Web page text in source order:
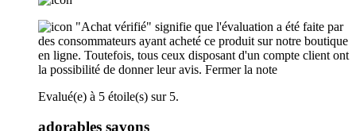
"Achat vérifié" signifie que l'évaluation a été faite par
des consommateurs ayant acheté ce produit sur notre boutique
en ligne. Toutefois, tous ceux disposant d'un compte client ont
la possibilité de donner leur avis. Fermer la note
Evalué(e) à 5 étoile(s) sur 5.
adorables savons